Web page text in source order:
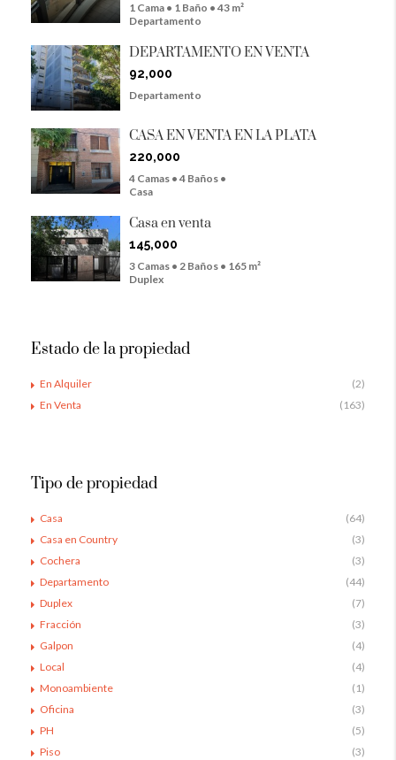
1 Cama • 1 Baño • 43 m²
Departamento
DEPARTAMENTO EN VENTA
92,000
Departamento
CASA EN VENTA EN LA PLATA
220,000
4 Camas • 4 Baños •
Casa
Casa en venta
145,000
3 Camas • 2 Baños • 165 m²
Duplex
Estado de la propiedad
En Alquiler
(2)
En Venta
(163)
Tipo de propiedad
Casa
(64)
Casa en Country
(3)
Cochera
(3)
Departamento
(44)
Duplex
(7)
Fracción
(3)
Galpon
(4)
Local
(4)
Monoambiente
(1)
Oficina
(3)
PH
(5)
Piso
(3)